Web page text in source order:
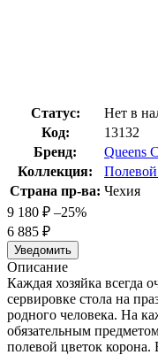
Статус:
Нет в
Код:
13132
Бренд:
Queens
Коллекция:
Страна пр-ва: Чехия
9 180 ₽ –25%
6 885 ₽
Уведомить
Описание
Каждая хозяйка всегда
сервировке стола на
родного человека. На
обязательным
полевой цветок